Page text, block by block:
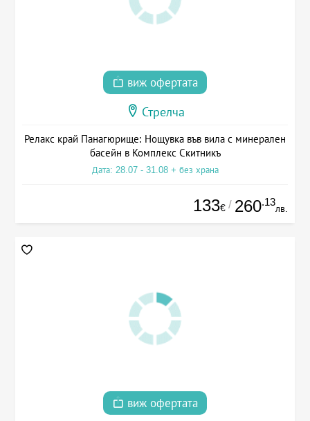
виж офертата
Стрелча
Релакс край Панагюрище: Нощувка във вила с минерален
басейн в Комплекс Скитникъ
Дата: 28.07 - 31.08 + без храна
133€ / 260.13
лв.
виж офертата